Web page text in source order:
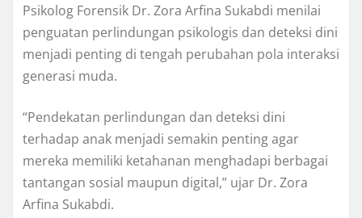
Psikolog Forensik Dr. Zora Arfina Sukabdi menilai
penguatan perlindungan psikologis dan deteksi dini
menjadi penting di tengah perubahan pola interaksi
generasi muda.
“Pendekatan perlindungan dan deteksi dini
terhadap anak menjadi semakin penting agar
mereka memiliki ketahanan menghadapi berbagai
tantangan sosial maupun digital,” ujar Dr. Zora
Arfina Sukabdi.